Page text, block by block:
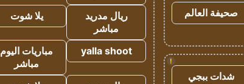
صحيفة العالم
!
شدات ببجي
ريال مدريد
مباشر
يلا شوت
yalla shoot
مباريات اليوم
مباشر